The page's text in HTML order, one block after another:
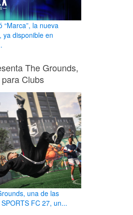
la nueva
ya disponible en
The Grounds,
Clubs
una de las
FC 27, un...